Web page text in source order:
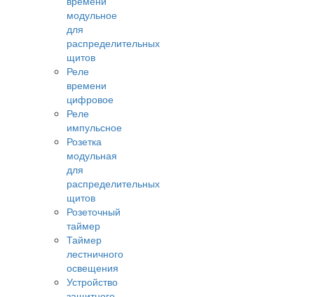
модульное
для
распределительных
щитов
Реле
времени
цифровое
Реле
импульсное
Розетка
модульная
для
распределительных
щитов
Розеточный
таймер
Таймер
лестничного
освещения
Устройство